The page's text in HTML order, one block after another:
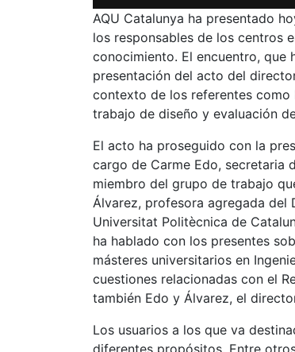
AQU Catalunya ha presentado
los responsables de los centros
conocimiento. El encuentro, que
presentación del acto del
contexto de los referentes
trabajo de diseño y evaluación
El acto ha proseguido con la
cargo de Carme Edo, secretaria
miembro del grupo de trabajo
Álvarez, profesora agregada del
Universitat Politècnica de
ha hablado con los presentes
másteres universitarios en
cuestiones relacionadas con el
también Edo y Álvarez, el
Los usuarios a los que va
diferentes propósitos. Entre